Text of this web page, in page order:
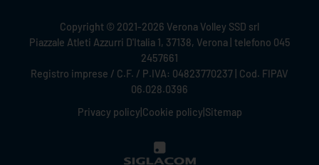
Copyright © 2021-2026 Verona Volley SSD srl
Piazzale Atleti Azzurri D'Italia 1, 37138, Verona | telefono 045
2457661
Registro imprese / C.F. / P.IVA: 04823770237 | Cod. FIPAV
06.028.0396
Privacy policy Cookie policy Sitemap